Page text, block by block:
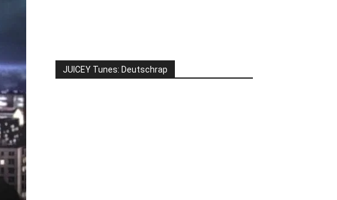
JUICEY Tunes: Deutschrap